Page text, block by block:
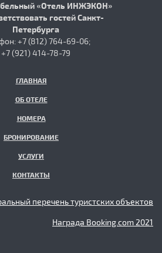
«Отель ИНЖЭКОН»
гостей Санкт-
Петербурга
+7 (812) 764-69-06;
+7 (921) 414-78-79
ГЛАВНАЯ
ОБ ОТЕЛЕ
НОМЕРА
БРОНИРОВАНИЕ
УСЛУГИ
КОНТАКТЫ
перечень туристских объектов
Награда Booking.com 2021